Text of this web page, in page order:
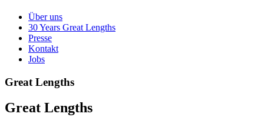
Über uns
30 Years Great Lengths
Presse
Kontakt
Jobs
Great Lengths
Great Lengths